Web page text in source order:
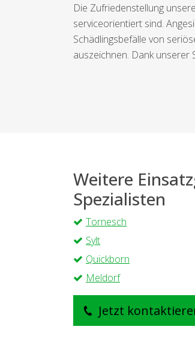
Die Zufriedenstellung
serviceorientiert sind.
Schädlingsbefälle von
auszeichnen. Dank unserer
Weitere
Spezialisten
Tornesch
Sylt
Quickborn
Meldorf
Jetzt